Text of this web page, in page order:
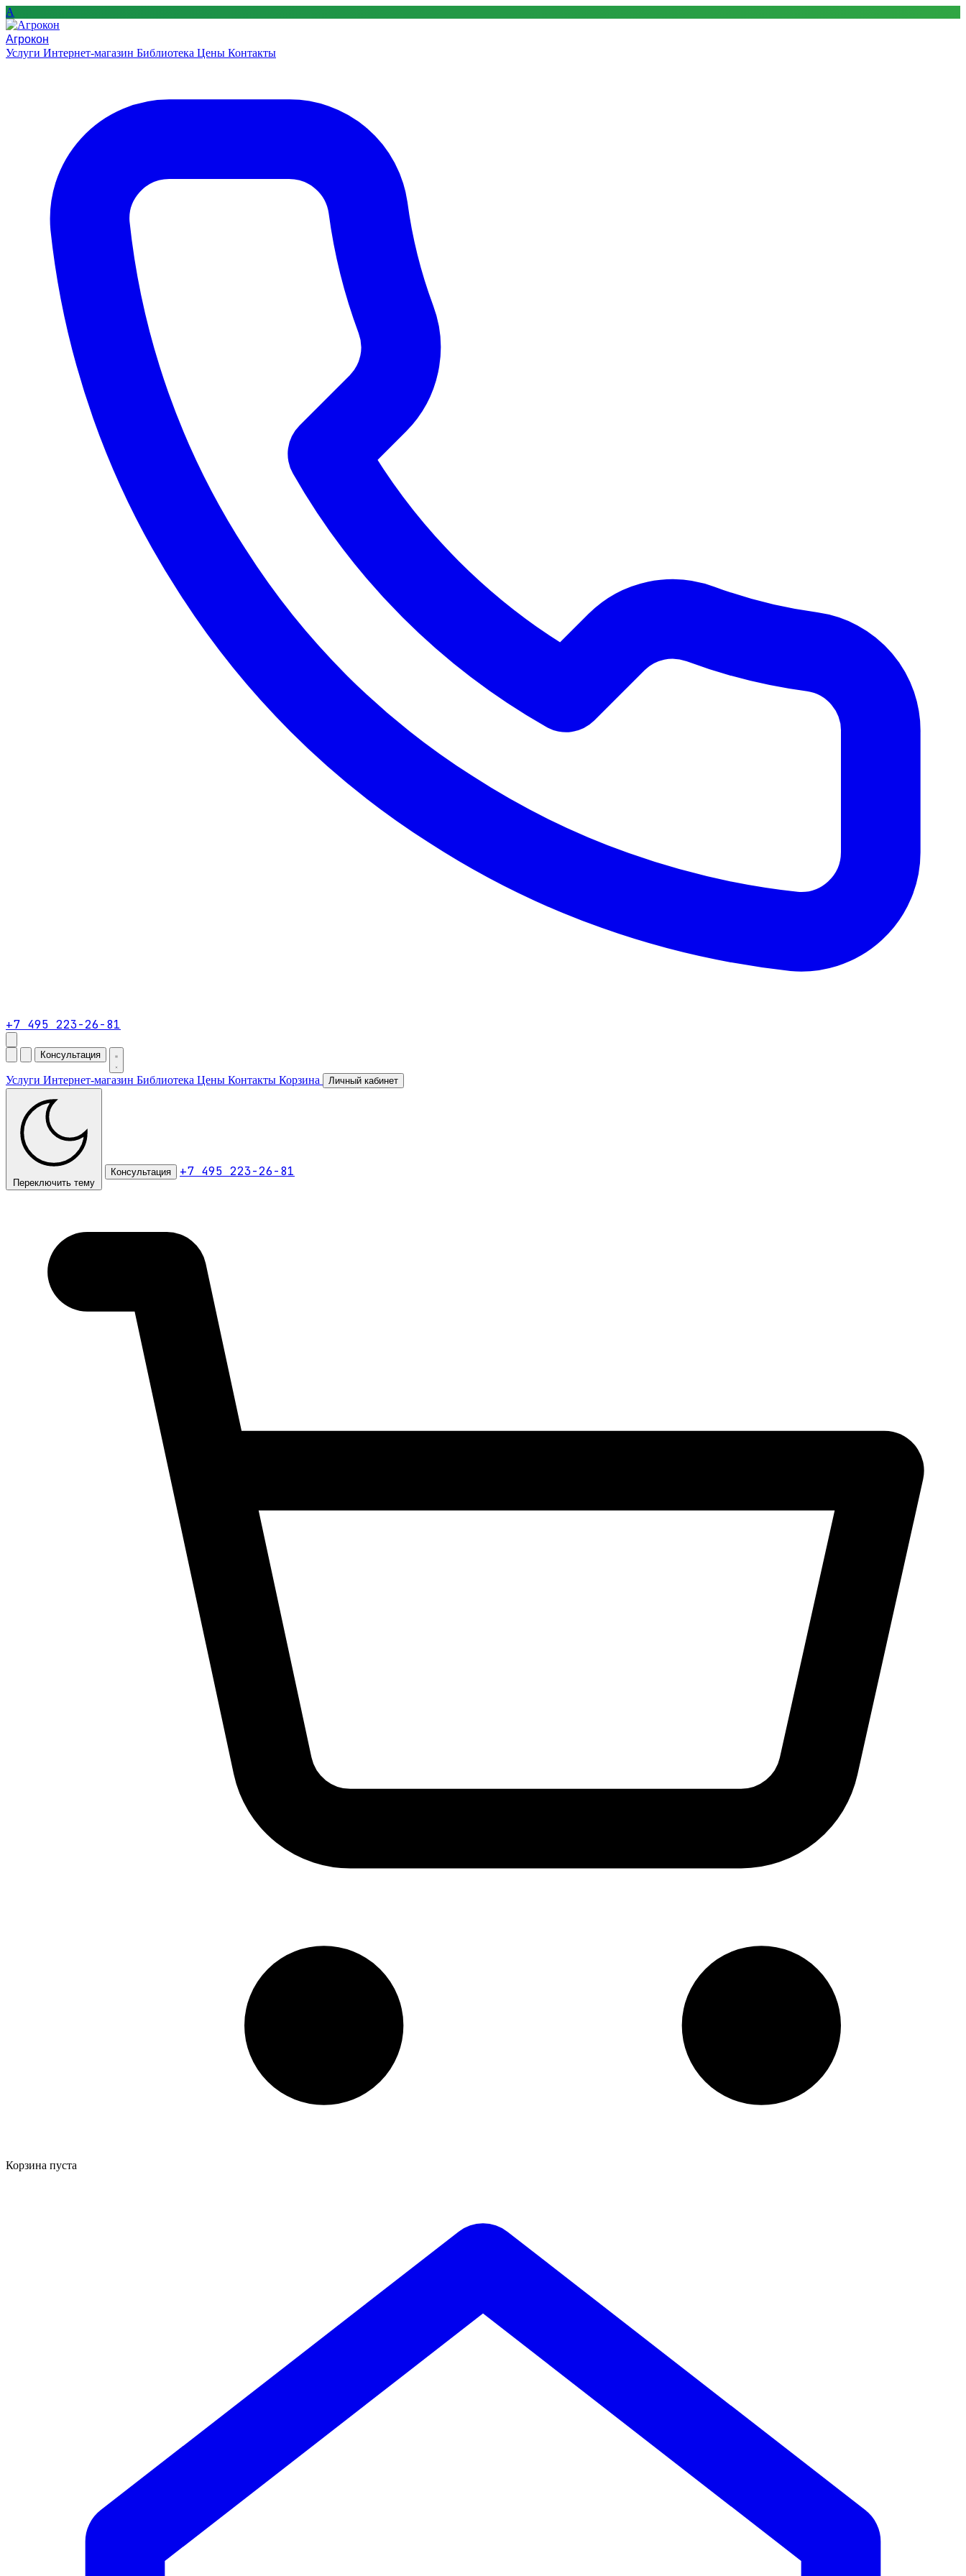
A
Агрокон
Услуги Интернет-магазин Библиотека Цены Контакты
+7 495 223-26-81
Консультация
Услуги Интернет-магазин Библиотека Цены Контакты Корзина Личный кабинет
Переключить тему
Консультация +7 495 223-26-81
Корзина пуста